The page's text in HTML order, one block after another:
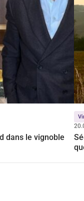
dans le vignoble